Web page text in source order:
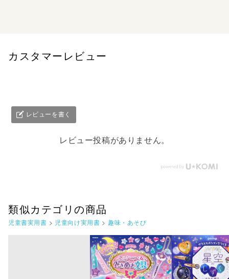
カスタマーレビュー
レビューを書く
レビュー投稿がありません。
類似カテゴリの商品
児童書実用書 > 児童向け実用書 > 趣味・あそび